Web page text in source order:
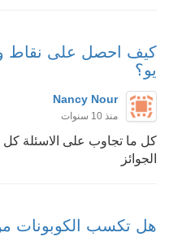
كيف احصل على نقاط
يو؟
Nancy Nour
منذ 10 سنوات
كل ما تجاوب على الاسئلة
الجوائز
هل تكسب الكوبونات